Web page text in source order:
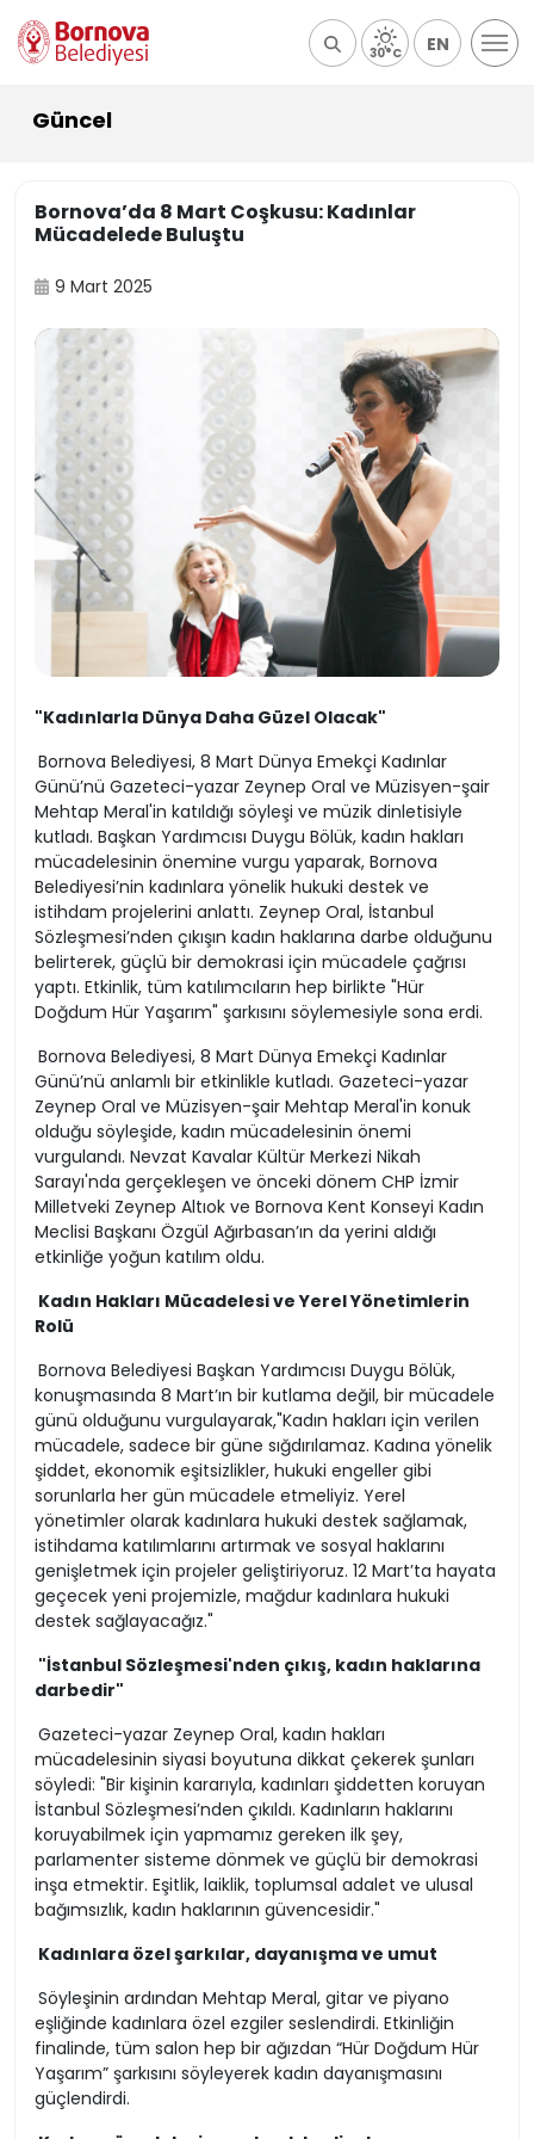
30°C EN
Güncel
Bornova’da 8 Mart Coşkusu: Kadınlar
Mücadelede Buluştu
9 Mart 2025
"Kadınlarla Dünya Daha Güzel Olacak"
Bornova Belediyesi, 8 Mart Dünya Emekçi Kadınlar
Günü’nü Gazeteci-yazar Zeynep Oral ve Müzisyen-şair
Mehtap Meral'in katıldığı söyleşi ve müzik dinletisiyle
kutladı. Başkan Yardımcısı Duygu Bölük, kadın hakları
mücadelesinin önemine vurgu yaparak, Bornova
Belediyesi’nin kadınlara yönelik hukuki destek ve
istihdam projelerini anlattı. Zeynep Oral, İstanbul
Sözleşmesi’nden çıkışın kadın haklarına darbe olduğunu
belirterek, güçlü bir demokrasi için mücadele çağrısı
yaptı. Etkinlik, tüm katılımcıların hep birlikte "Hür
Doğdum Hür Yaşarım" şarkısını söylemesiyle sona erdi.
Bornova Belediyesi, 8 Mart Dünya Emekçi Kadınlar
Günü’nü anlamlı bir etkinlikle kutladı. Gazeteci-yazar
Zeynep Oral ve Müzisyen-şair Mehtap Meral'in konuk
olduğu söyleşide, kadın mücadelesinin önemi
vurgulandı. Nevzat Kavalar Kültür Merkezi Nikah
Sarayı'nda gerçekleşen ve önceki dönem CHP İzmir
Milletveki Zeynep Altıok ve Bornova Kent Konseyi Kadın
Meclisi Başkanı Özgül Ağırbasan’ın da yerini aldığı
etkinliğe yoğun katılım oldu.
Kadın Hakları Mücadelesi ve Yerel Yönetimlerin
Rolü
Bornova Belediyesi Başkan Yardımcısı Duygu Bölük,
konuşmasında 8 Mart’ın bir kutlama değil, bir mücadele
günü olduğunu vurgulayarak,"Kadın hakları için verilen
mücadele, sadece bir güne sığdırılamaz. Kadına yönelik
şiddet, ekonomik eşitsizlikler, hukuki engeller gibi
sorunlarla her gün mücadele etmeliyiz. Yerel
yönetimler olarak kadınlara hukuki destek sağlamak,
istihdama katılımlarını artırmak ve sosyal haklarını
genişletmek için projeler geliştiriyoruz. 12 Mart’ta hayata
geçecek yeni projemizle, mağdur kadınlara hukuki
destek sağlayacağız."
"İstanbul Sözleşmesi'nden çıkış, kadın haklarına
darbedir"
Gazeteci-yazar Zeynep Oral, kadın hakları
mücadelesinin siyasi boyutuna dikkat çekerek şunları
söyledi: "Bir kişinin kararıyla, kadınları şiddetten koruyan
İstanbul Sözleşmesi’nden çıkıldı. Kadınların haklarını
koruyabilmek için yapmamız gereken ilk şey,
parlamenter sisteme dönmek ve güçlü bir demokrasi
inşa etmektir. Eşitlik, laiklik, toplumsal adalet ve ulusal
bağımsızlık, kadın haklarının güvencesidir."
Kadınlara özel şarkılar, dayanışma ve umut
Söyleşinin ardından Mehtap Meral, gitar ve piyano
eşliğinde kadınlara özel ezgiler seslendirdi. Etkinliğin
finalinde, tüm salon hep bir ağızdan “Hür Doğdum Hür
Yaşarım” şarkısını söyleyerek kadın dayanışmasını
güçlendirdi.